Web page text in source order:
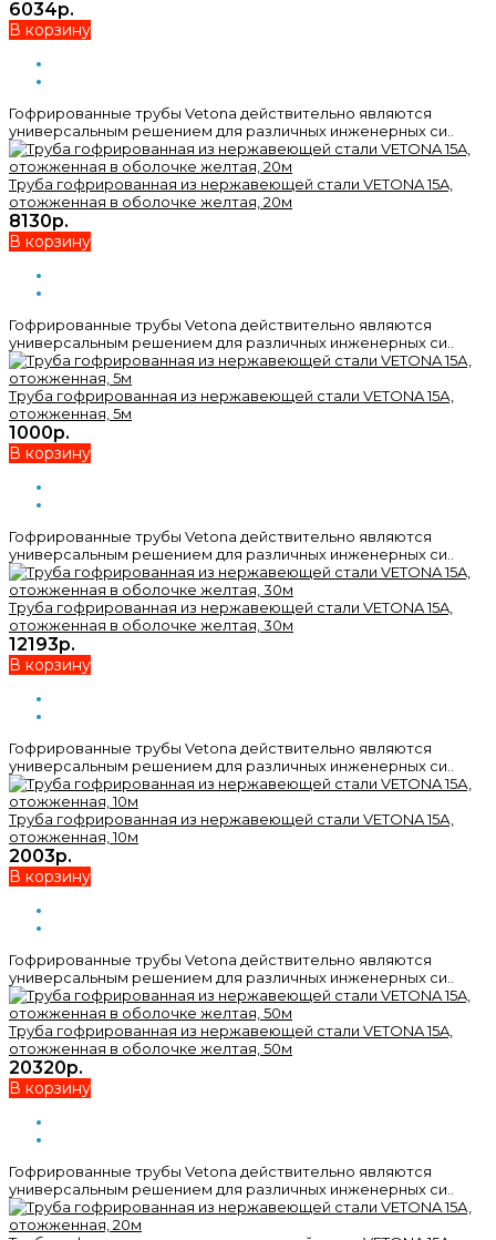
6034р.
В корзину
Гофрированные трубы Vetona действительно являются
универсальным решением для различных инженерных си..
Труба гофрированная из нержавеющей стали VETONA 15A,
отожженная в оболочке желтая, 20м
8130р.
В корзину
Гофрированные трубы Vetona действительно являются
универсальным решением для различных инженерных си..
Труба гофрированная из нержавеющей стали VETONA 15А,
отожженная, 5м
1000р.
В корзину
Гофрированные трубы Vetona действительно являются
универсальным решением для различных инженерных си..
Труба гофрированная из нержавеющей стали VETONA 15A,
отожженная в оболочке желтая, 30м
12193р.
В корзину
Гофрированные трубы Vetona действительно являются
универсальным решением для различных инженерных си..
Труба гофрированная из нержавеющей стали VETONA 15А,
отожженная, 10м
2003р.
В корзину
Гофрированные трубы Vetona действительно являются
универсальным решением для различных инженерных си..
Труба гофрированная из нержавеющей стали VETONA 15A,
отожженная в оболочке желтая, 50м
20320р.
В корзину
Гофрированные трубы Vetona действительно являются
универсальным решением для различных инженерных си..